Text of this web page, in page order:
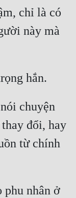
chỉ là có
này mà
chuyện
đổi, hay
từ chính
phu nhân ở